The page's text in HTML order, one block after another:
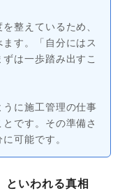
整えているため、
す。「自分にはス
は一歩踏み出すこ
に施工管理の仕事
です。その準備さ
可能です。
といわれる真相